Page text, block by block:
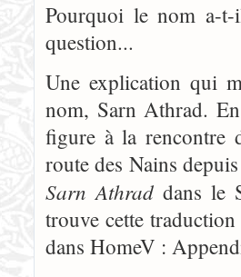
Pourquoi le nom a-
question...
Une explication qui
nom, Sarn Athrad.
figure à la rencontre
route des Nains
Sarn Athrad dans le
trouve cette
dans HomeV :